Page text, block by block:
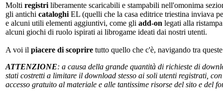
Molti registri liberamente scaricabili e stampabili nell'omonima
gli antichi cataloghi EL (quelli che la casa editrice triestina inviava
e alcuni utili elementi aggiuntivi, come gli add-on legati alla
alcuni giochi di ruolo ispirati ai librogame ideati dai nostri utenti.
A voi il piacere di scoprire tutto quello che c'è, navigando tra
ATTENZIONE: a causa della grande quantità di richieste di
stati costretti a limitare il download stesso ai soli utenti registrati,
accesso gratuito al materiale e alle tantissime risorse del sito e